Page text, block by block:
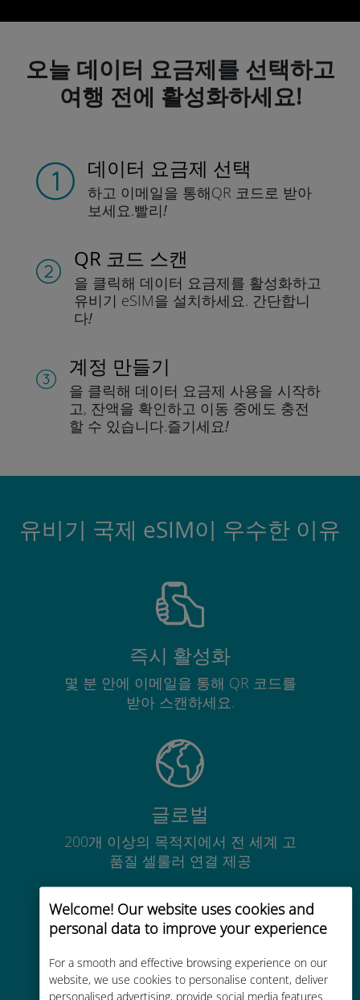
Welcome! Our website uses cookies and
personal data to improve your experience
For a smooth and effective browsing experience on our
website, we use cookies to personalise content, deliver
personalised advertising, provide social media features
오늘 데이터 요금제를 선택하고
여행 전에 활성화하세요!
데이터 요금제 선택
하고 이메일을 통해QR 코드로 받아
보세요.빨리!
QR 코드 스캔
을 클릭해 데이터 요금제를 활성화하고
유비기 eSIM을 설치하세요. 간단합니
다!
계정 만들기
을 클릭해 데이터 요금제 사용을 시작하
고, 잔액을 확인하고 이동 중에도 충전
할 수 있습니다.즐기세요!
유비기 국제 eSIM이 우수한 이유
즉시 활성화
몇 분 안에 이메일을 통해 QR 코드를
받아 스캔하세요.
글로벌
200개 이상의 목적지에서 전 세계 고
품질 셀룰러 연결 제공
비용 효율적